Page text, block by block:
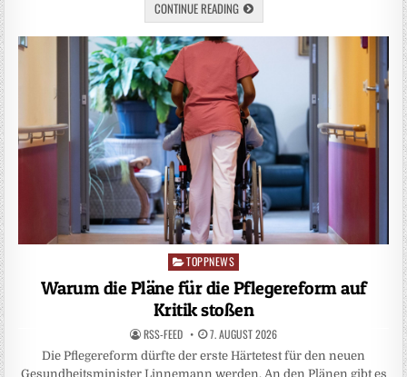
CONTINUE READING
Posted
TOPPNEWS
Warum die Pläne für die Pflegereform auf
Kritik stoßen
RSS-FEED 7. AUGUST 2026
Die Pflegereform dürfte der erste Härtetest für den neuen
Gesundheitsminister Linnemann werden. An den Plänen gibt es